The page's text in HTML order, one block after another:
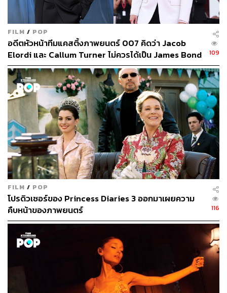
FILM / POP
อดีตหัวหน้าทีมแคสติ้งภาพยนตร์ 007 คิดว่า Jacob
Elordi และ Callum Turner ไม่ควรได้เป็น James Bond
คนต่อไป
109
FILM / POP
โปรดิวเซอร์ของ Princess Diaries 3 ออกมาเผยความ
คืบหน้าของภาพยนตร์
116